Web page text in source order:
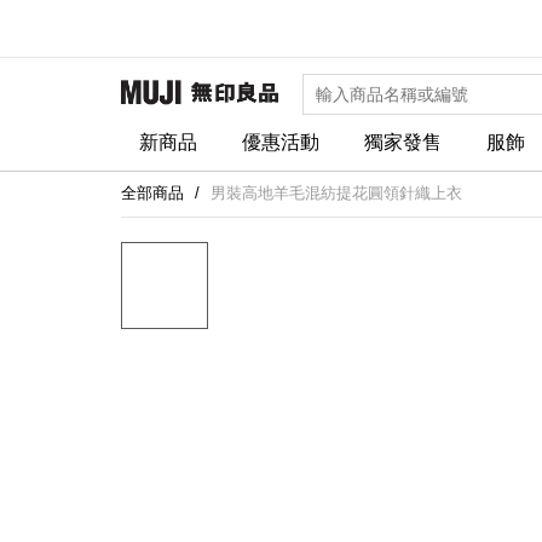
新商品 優惠活動 獨家發售 服飾
全部商品 男裝高地羊毛混紡提花圓領針織上衣